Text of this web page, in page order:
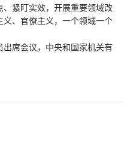
紧盯实效，开展重要领域改
义、官僚主义，一个领域一个
席会议，中央和国家机关有